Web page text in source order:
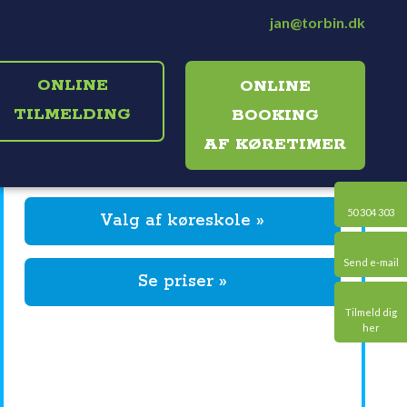
jan@torbin.dk
ONLINE
TILMELDING​
ONLINE
BOOKING
​AF KØRETIMER
50 304 303​
Send e-mail​
Tilmeld dig
her​
​Valg af køreskole »
Se priser »